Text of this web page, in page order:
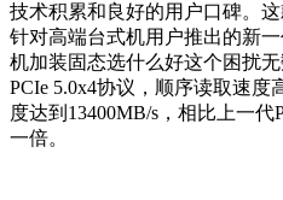
技术积累和良好的用户口碑。
针对高端台式机用户推出的新
机加装固态选什么好这个困扰
PCIe 5.0x4协议，顺序读取速度
度达到13400MB/s，相比上一代
一倍。